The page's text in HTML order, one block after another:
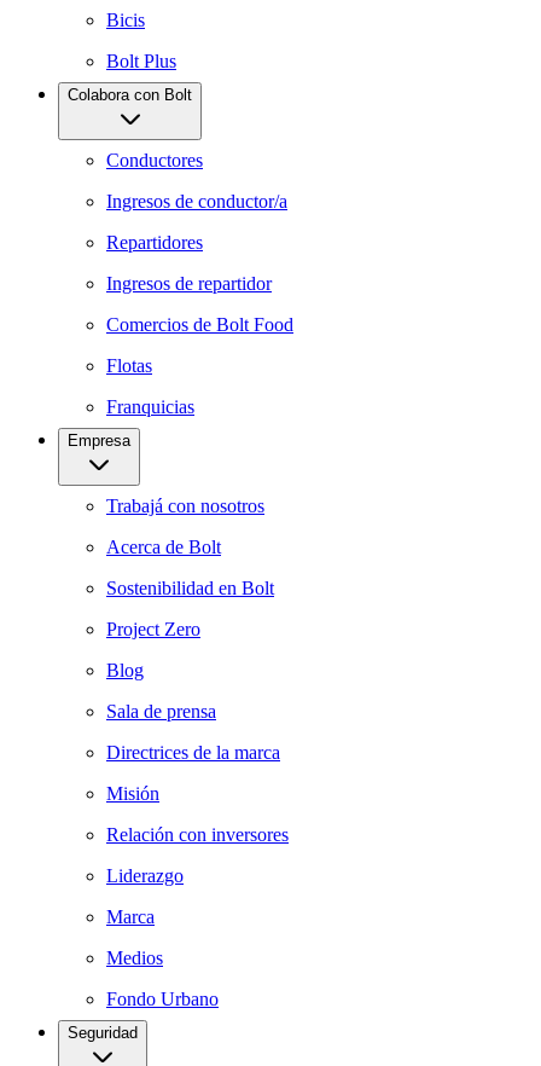
Bicis
Bolt Plus
Colabora con Bolt
Conductores
Ingresos de conductor/a
Repartidores
Ingresos de repartidor
Comercios de Bolt Food
Flotas
Franquicias
Empresa
Trabajá con nosotros
Acerca de Bolt
Sostenibilidad en Bolt
Project Zero
Blog
Sala de prensa
Directrices de la marca
Misión
Relación con inversores
Liderazgo
Marca
Medios
Fondo Urbano
Seguridad